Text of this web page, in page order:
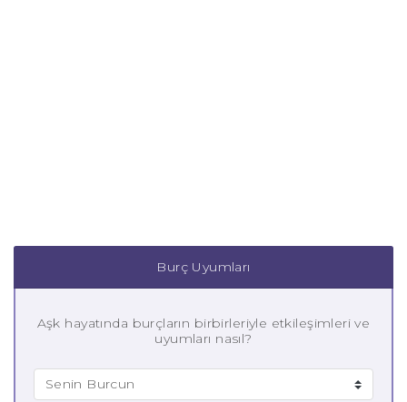
Burç Uyumları
Aşk hayatında burçların birbirleriyle etkileşimleri ve
uyumları nasıl?